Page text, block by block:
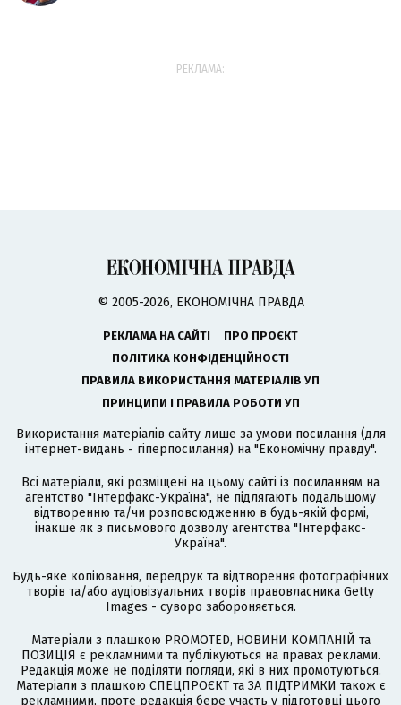
РЕКЛАМА:
© 2005-2026, ЕКОНОМІЧНА ПРАВДА
РЕКЛАМА НА САЙТІ
ПРО ПРОЄКТ
ПОЛІТИКА КОНФІДЕНЦІЙНОСТІ
ПРАВИЛА ВИКОРИСТАННЯ МАТЕРІАЛІВ УП
ПРИНЦИПИ І ПРАВИЛА РОБОТИ УП
Використання матеріалів сайту лише за умови посилання (для
інтернет-видань - гіперпосилання) на "Економічну правду".
Всі матеріали, які розміщені на цьому сайті із посиланням на
агентство "Інтерфакс-Україна", не підлягають подальшому
відтворенню та/чи розповсюдженню в будь-якій формі,
інакше як з письмового дозволу агентства "Інтерфакс-
Україна".
Будь-яке копіювання, передрук та відтворення фотографічних
творів та/або аудіовізуальних творів правовласника Getty
Images - суворо забороняється.
Матеріали з плашкою PROMOTED, НОВИНИ КОМПАНІЙ та
ПОЗИЦІЯ є рекламними та публікуються на правах реклами.
Редакція може не поділяти погляди, які в них промотуються.
Матеріали з плашкою СПЕЦПРОЄКТ та ЗА ПІДТРИМКИ також є
рекламними, проте редакція бере участь у підготовці цього